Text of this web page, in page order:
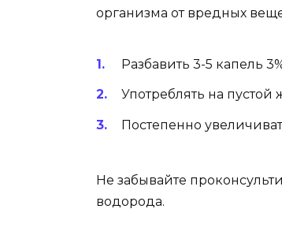
организма от вредных
Разбавить 3-5 капель
Употреблять на
Постепенно
Не забывайте
водорода.